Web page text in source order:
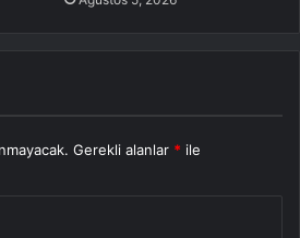
Gerekli alanlar * ile